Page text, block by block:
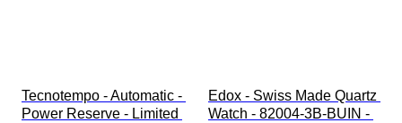
Tecnotempo - Automatic -
Power Reserve - Limited
Edox - Swiss Made Quartz
Watch - 82004-3B-BUIN -